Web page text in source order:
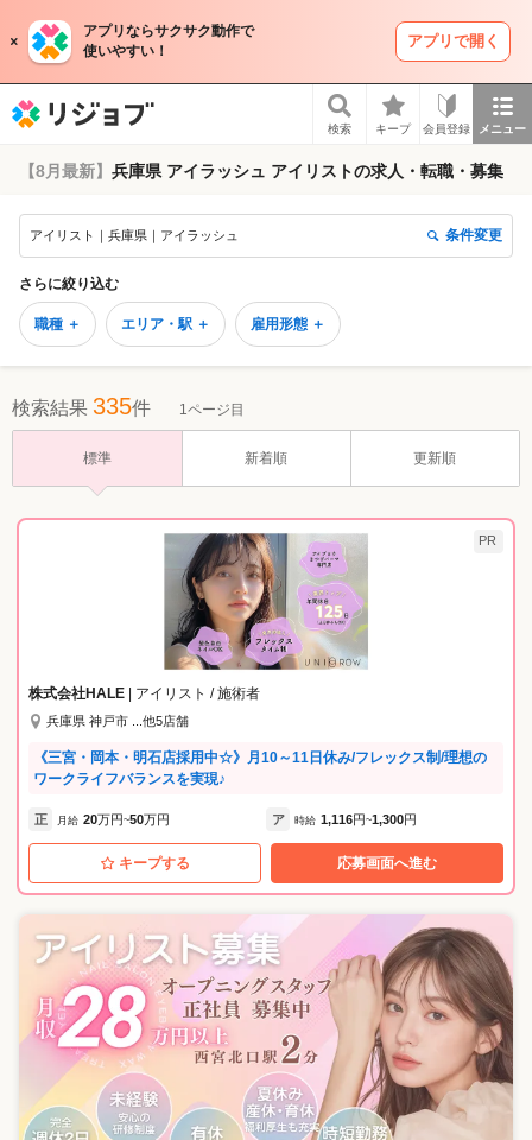
アプリならサクサク動作で
使いやすい！
アプリで開く
検索 キープ 会員登録 メニュー
【8月最新】 兵庫県 アイラッシュ アイリストの求人・転職・募集
アイリスト｜兵庫県｜アイラッシュ 条件変更
さらに絞り込む
職種 ＋ エリア・駅 ＋ 雇用形態 ＋
検索結果 335件 1ページ目
標準 新着順 更新順
PR
株式会社HALE | アイリスト / 施術者
兵庫県 神戸市 ...他5店舗
《三宮・岡本・明石店採用中☆》月10～11日休み/フレックス制/理想の
ワークライフバランスを実現♪
正 月給 20万円~50万円 ア 時給 1,116円~1,300円
キープする 応募画面へ進む